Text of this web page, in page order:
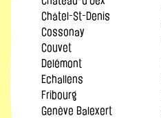
Châtel-St-Denis
Cossonay
Couvet
Delémont
Echallens
Fribourg
Genève Balexert